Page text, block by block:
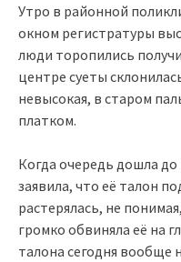
Утро в районной
окном регистратуры
люди торопились
центре суеты
невысокая, в старом
платком.
Когда очередь дошла
заявила, что её талон
растерялась, не
громко обвиняла её на
талона сегодня вообще